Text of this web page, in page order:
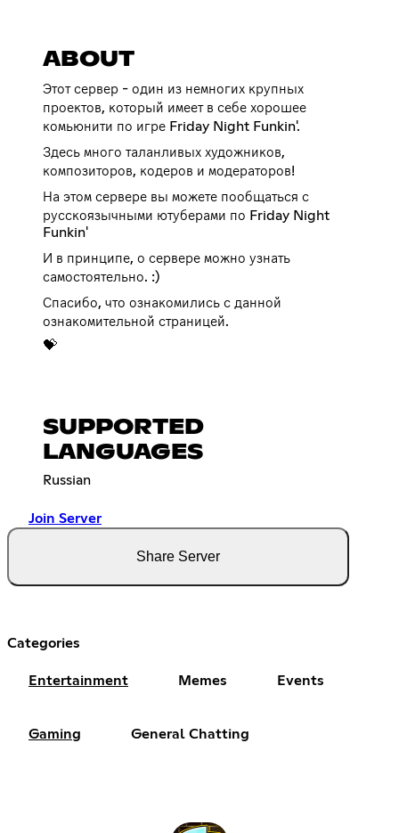
ABOUT
Этот сервер - один из немногих крупных
проектов, который имеет в себе хорошее
комьюнити по игре Friday Night Funkin'.
Здесь много таланливых художников,
композиторов, кодеров и модераторов!
На этом сервере вы можете пообщаться с
русскоязычными ютуберами по Friday Night
Funkin'
И в принципе, о сервере можно узнать
самостоятельно. :)
Спасибо, что ознакомились с данной
ознакомительной страницей.
💝
SUPPORTED
LANGUAGES
Russian
Join Server
Share Server
Categories
Entertainment Memes Events
Gaming General Chatting